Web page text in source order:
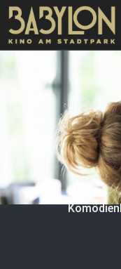
Direkt zum Inhalt